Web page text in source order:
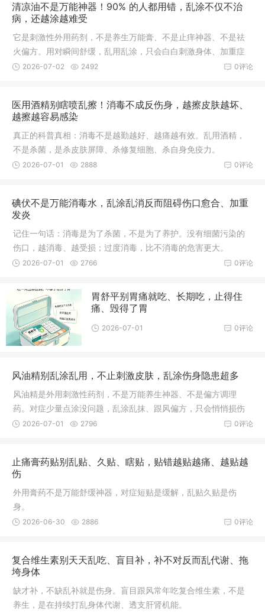
清凉油不是万能神器！90% 的人都用错，乱涂不仅不治
病，还越涂越难受
它是刺激性外用药剂，不是养生万能膏、不是止痒神器、不是祛
火偏方。用对瞬间舒缓，乱用乱涂，只会白白刺激身体、加重症
状。
0评论
2026-07-02 2492
医用酒精别瞎喷乱擦！消毒不成反伤身，越擦皮肤越坏、
越擦越容易感染
真正的科普真相：消毒不是越勤越好、越痛越有效。乱用酒精，
不是杀菌，是杀皮肤屏障、杀修复细胞、杀自身免疫力。
0评论
2026-07-01 2888
碘伏不是万能消毒水，乱涂乱消反而阻碍伤口愈合、加重
发炎
记住一句话：消毒是为了杀菌，不是为了养护。没有细菌污染的
伤口，越消毒、越受损；过度消毒，比不消毒的危害更大。
0评论
2026-07-01 2766
胃舒平别胃痛就吃、长期吃，止得住
痛、毁得了胃
0评论
2026-07-01
风油精别乱涂乱用，不止刺激皮肤，乱涂伤身隐患超多
风油精是外用刺激性药剂，不是万能养生神器、不是偏方调理
药。对症少量点涂没问题，乱涂乱抹、跟风偏方，只会悄悄损伤
皮肤、黏膜和神经。
0评论
2026-07-01 2796
止痛膏药贴别乱贴、久贴、瞎贴，贴错越贴越痛、越贴越
伤
外用膏药不是万能舒缓神器，对症短贴是缓解，乱贴久贴是伤
身。
0评论
2026-06-30 2886
复合维生素别天天乱吃、盲目补，补不对反而乱代谢、拖
垮身体
缺才补，不缺乱补就是伤身。盲目跟风常年吃复合维生素，不是
养生，是在持续打乱身体代谢、透支肝肾机能。